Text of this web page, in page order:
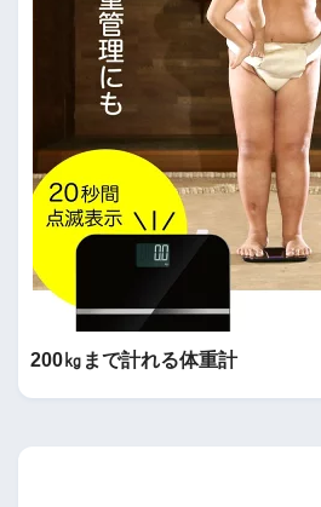
200㎏まで計れる体重計